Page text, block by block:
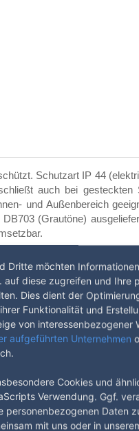
Schutzart IP 44
auch bei
und Außenbereich
(Grautöne)
Dritte möchten
auf diese zugreifen und Ihre
Dies dient der
Funktionalität und
von interessenbezogener
aufgeführten Unternehmen
Cookies und
Verwendung. Ggf.
personenbezogenen Daten
mit uns oder in